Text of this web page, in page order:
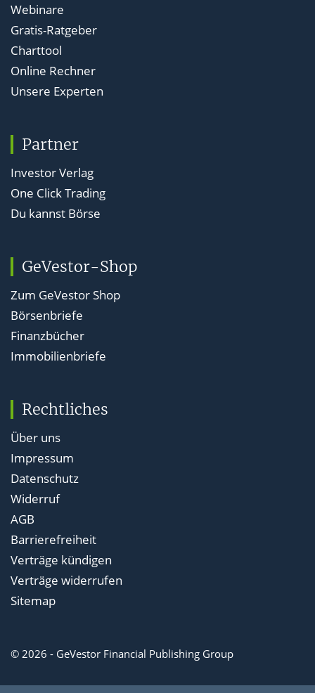
Webinare
Gratis-Ratgeber
Charttool
Online Rechner
Unsere Experten
Partner
Investor Verlag
One Click Trading
Du kannst Börse
GeVestor-Shop
Zum GeVestor Shop
Börsenbriefe
Finanzbücher
Immobilienbriefe
Rechtliches
Über uns
Impressum
Datenschutz
Widerruf
AGB
Barrierefreiheit
Verträge kündigen
Verträge widerrufen
Sitemap
© 2026 - GeVestor Financial Publishing Group